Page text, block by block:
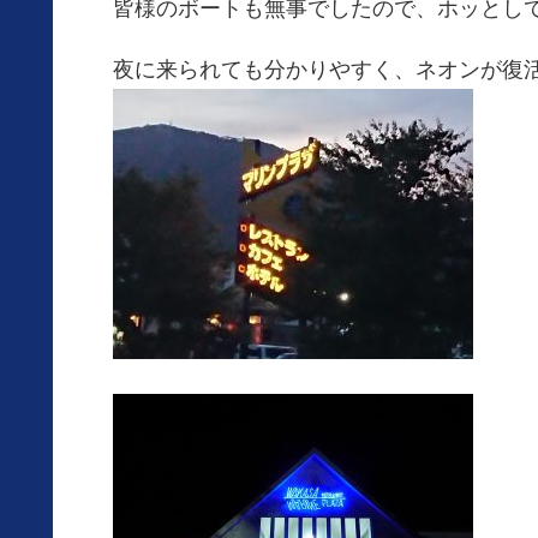
皆様のボートも無事でしたので、ホッとし
夜に来られても分かりやすく、ネオンが復